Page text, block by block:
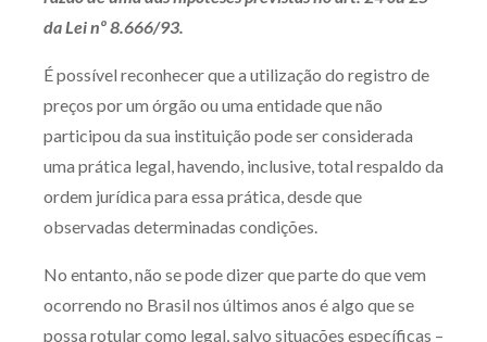
da Lei nº 8.666/93.
É possível reconhecer que a utilização do registro de
preços por um órgão ou uma entidade que não
participou da sua instituição pode ser considerada
uma prática legal, havendo, inclusive, total respaldo da
ordem jurídica para essa prática, desde que
observadas determinadas condições.
No entanto, não se pode dizer que parte do que vem
ocorrendo no Brasil nos últimos anos é algo que se
possa rotular como legal, salvo situações específicas –